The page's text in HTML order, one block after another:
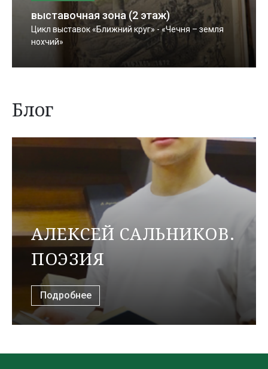
выставочная зона (2 этаж)
Цикл выставок «Ближний круг» - «Чечня – земля
нохчий»
Блог
АЛЕКСЕЙ САЛЬНИКОВ.
ПОЭЗИЯ
Подробнее